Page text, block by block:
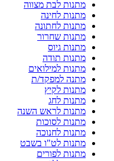
מתנות לבת מצווה
מתנות לחינה
מתנות לחתונה
מתנות שחרור
מתנות גיוס
מתנות תודה
מתנות למילואים
מתנה למפקד/ת
מתנות לקיץ
מתנות לחג
מתנות לראש השנה
מתנות לסוכות
מתנות לחנוכה
מתנות לט"ו בשבט
מתנות לפורים